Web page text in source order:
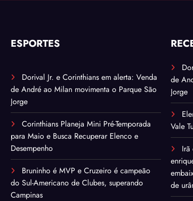
ESPORTES
Dorival Jr. e Corinthians em alerta: Venda
de André ao Milan movimenta o Parque São
Jorge
Corinthians Planeja Mini Pré-Temporada
para Maio e Busca Recuperar Elenco e
Desempenho
Bruninho é MVP e Cruzeiro é campeão
do Sul-Americano de Clubes, superando
Campinas
de
Jorge
Vale
Irã
de